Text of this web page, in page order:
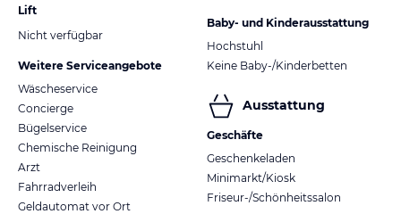
Lift
Nicht verfügbar
Weitere Serviceangebote
Wäscheservice
Concierge
Bügelservice
Chemische Reinigung
Arzt
Fahrradverleih
Geldautomat vor Ort
Baby- und Kinderausstattung
Hochstuhl
Keine Baby-/Kinderbetten
Ausstattung
Geschäfte
Geschenkeladen
Minimarkt/Kiosk
Friseur-/Schönheitssalon